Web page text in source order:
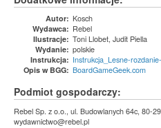
Autor: Kosch
Wydawca: Rebel
Ilustracje: Toni Llobet, Judit Piella
Wydanie: polskie
Instrukcja: Instrukcja_Lesne-
Opis w BGG: BoardGameGeek.com
Podmiot gospodarczy:
Rebel Sp. z o.o., ul. Budowlanych 64c, 80-
wydawnictwo@rebel.pl